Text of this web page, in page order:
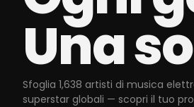
Una
Sfoglia 1,638 artisti di musica
superstar globali — scopri il tuo